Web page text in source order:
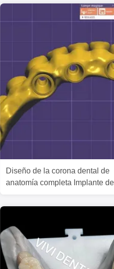
Diseño de la corona dental de
anatomía completa Implante de